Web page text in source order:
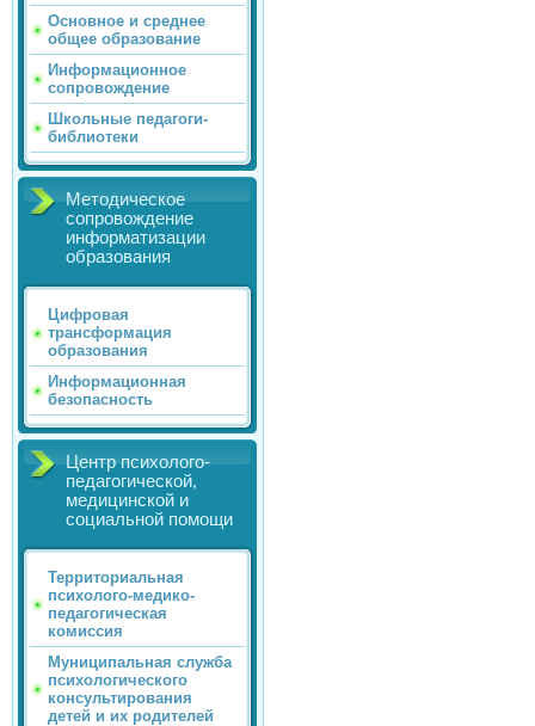
Основное и среднее
общее образование
Информационное
сопровождение
Школьные педагоги-
библиотеки
Методическое
сопровождение
информатизации
образования
Цифровая
трансформация
образования
Информационная
безопасность
Центр психолого-
педагогической,
медицинской и
социальной помощи
Территориальная
психолого-медико-
педагогическая
комиссия
Муниципальная служба
психологического
консультирования
детей и их родителей